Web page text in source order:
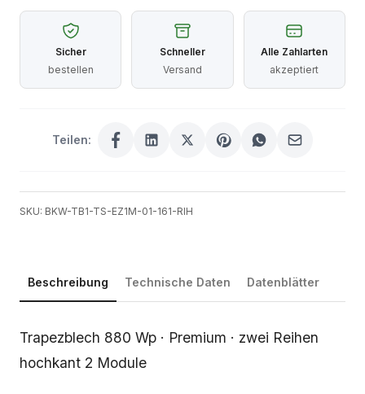
Sicher
bestellen
Schneller
Versand
Alle Zahlarten
akzeptiert
Teilen:
SKU: BKW-TB1-TS-EZ1M-01-161-RIH
Beschreibung Technische Daten Datenblätter
Beschreibung
Trapezblech 880 Wp · Premium · zwei Reihen
hochkant 2 Module